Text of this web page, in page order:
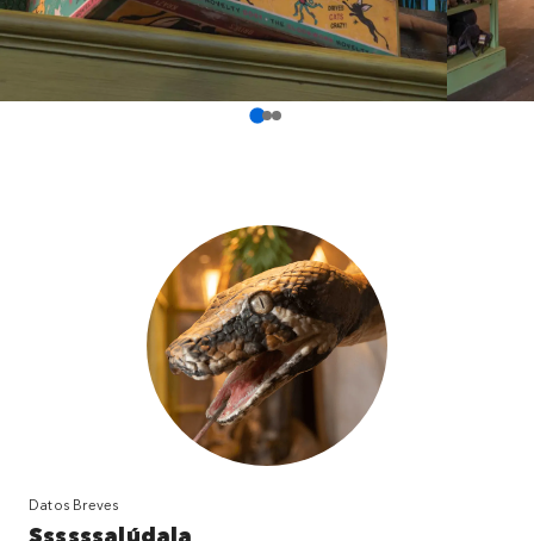
Datos Breves
Ssssssalúdala